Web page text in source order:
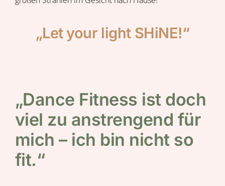
„Let your light SHiNE!“
„Dance Fitness ist doch
viel zu anstrengend für
mich – ich bin nicht so
fit.“